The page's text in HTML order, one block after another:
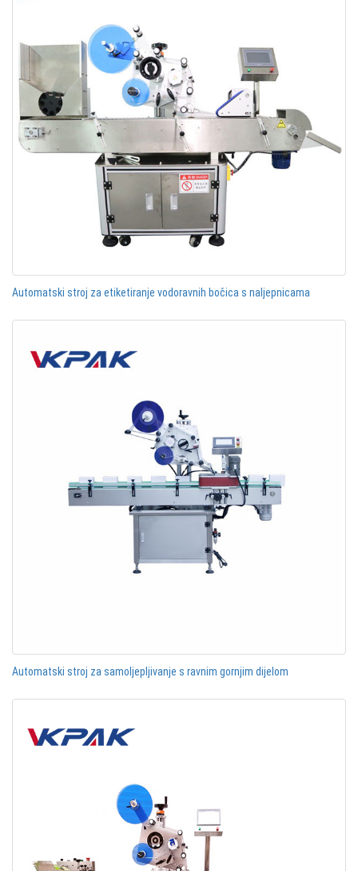
Automatski stroj za etiketiranje vodoravnih bočica s naljepnicama
Automatski stroj za samoljepljivanje s ravnim gornjim dijelom